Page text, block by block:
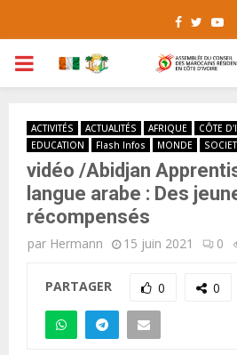
Facebook
Twitter
PRIMARY
ACTIVITÉS ACTUALITÉS AFRIQUE CÔTE
EDUCATION
Flash Infos MONDE
vidéo /Abidjan
langue arabe : Des
récompensés
par Hermann 15 juin 2021 0
PARTAGER 0 0